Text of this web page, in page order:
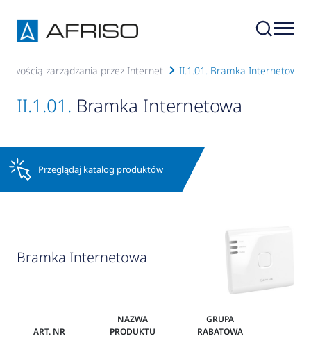
zarządzania przez Internet II.1.01. Bramka Internetowa
II.1.01. Bramka Internetowa
Przeglądaj katalog produktów
Bramka Internetowa
ART. NR
NAZWA
PRODUKTU
GRUPA
RABATOWA